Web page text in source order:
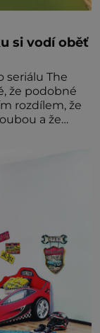
si vodí oběť
seriálu The
že podobné
rozdílem, že
a že
přírodě.